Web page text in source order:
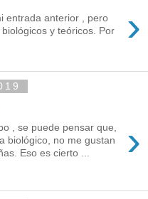
›
entrada anterior , pero
y teóricos. Por
›
, se puede pensar que,
biológico, no me gustan
Eso es cierto ...